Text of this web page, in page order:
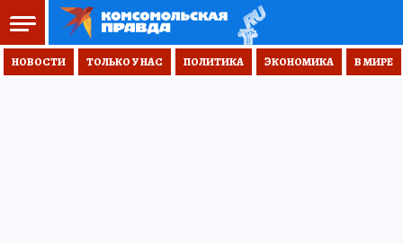
НОВОСТИ ТОЛЬКО У НАС ПОЛИТИКА ЭКОНОМИКА В МИРЕ